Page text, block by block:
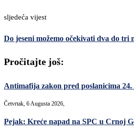
sljedeća vijest
Do jeseni možemo očekivati dva do tri
Pročitajte još:
Antimafija zakon pred poslanicima 24.
Četvrtak, 6 Augusta 2026,
Pejak: Kreće napad na SPC u Crnoj